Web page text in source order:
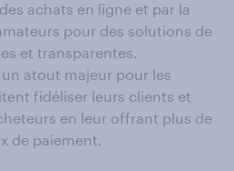
achats en ligne et par la
pour des solutions de
et transparentes.
atout majeur pour les
fidéliser leurs clients et
en leur offrant plus de
de paiement.